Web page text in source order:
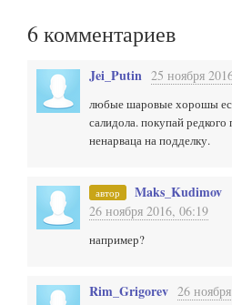
6комментариев
Jei_Putin 25 ноября
любые шаровые хорошы
салидола. покупай редкого
ненарваца на подделку.
автор Maks_Kudimov
26 ноября 2016, 06:19
например?
Rim_Grigorev 26